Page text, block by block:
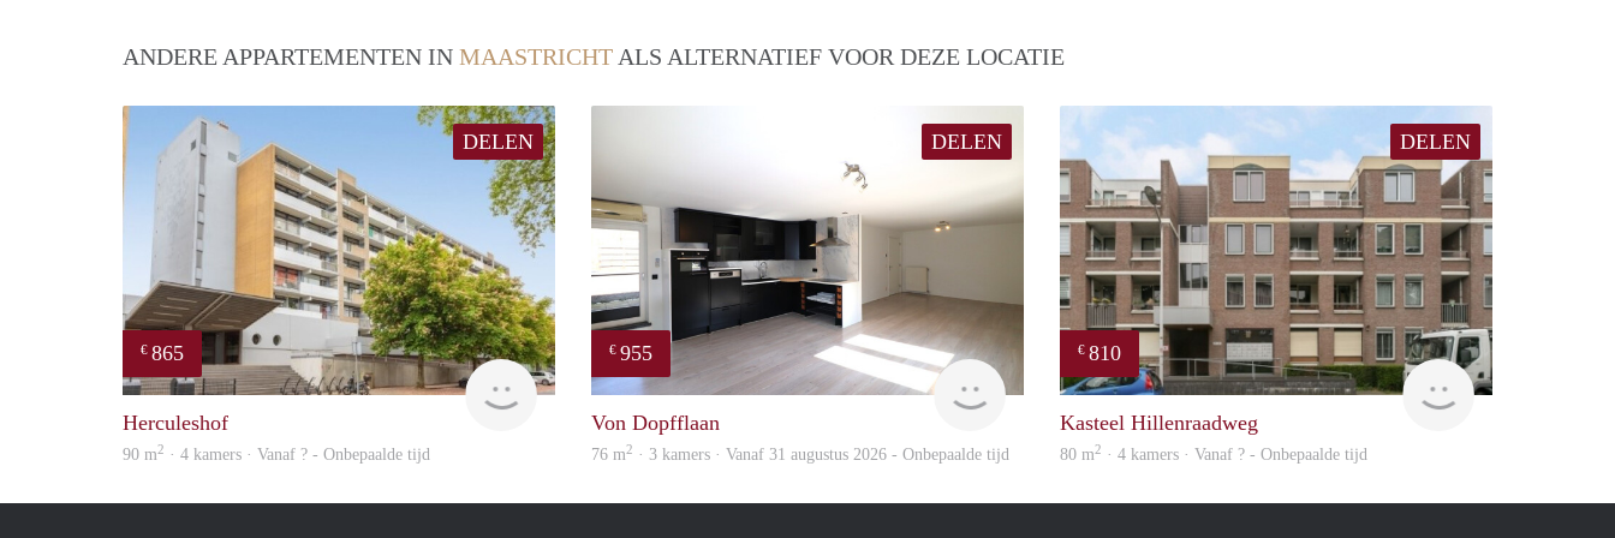
ANDERE APPARTEMENTEN IN MAASTRICHT ALS ALTERNATIEF VOOR DEZE LOCATIE
DELEN
€ 865
finder
Herculeshof
90 m2 · 4 kamers · Vanaf ? - Onbepaalde tijd
DELEN
€ 955
Von Dopfflaan
76 m2 · 3 kamers · Vanaf 31 augustus 2026 - Onbepaalde tijd
DELEN
€ 810
Woning
Kasteel Hillenraadweg
80 m2 · 4 kamers · Vanaf ? - Onbepaalde tijd